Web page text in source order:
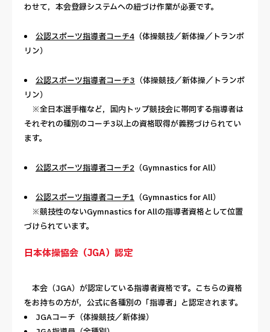
わせて，本会登録システムへの紐づけ作業が必要です。
公認スポーツ指導者コーチ4 （体操競技／新体操／トランポ
リン）
公認スポーツ指導者コーチ3 （体操競技／新体操／トランポ
リン）
※全日本選手権など，国内トップ競技会に帯同する指導者は
それぞれの種別のコーチ3以上の資格取得が義務づけられてい
ます。
公認スポーツ指導者コーチ2 （Gymnastics for All）
公認スポーツ指導者コーチ1 （Gymnastics for All）
※競技性のないGymnastics for Allの指導者資格として位置
づけられています。
日本体操協会（JGA）認定
本会（JGA）が認定している指導者資格です。こちらの資格
をお持ちの方が，公式に各種別の「指導者」と認定されます。
JGAコーチ（体操競技／新体操）